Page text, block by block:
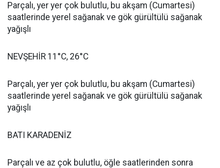
Parçalı, yer yer çok bulutlu, bu akşam (Cumartesi)
saatlerinde yerel sağanak ve gök gürültülü sağanak
yağışlı
NEVŞEHİR 11°C, 26°C
Parçalı, yer yer çok bulutlu, bu akşam (Cumartesi)
saatlerinde yerel sağanak ve gök gürültülü sağanak
yağışlı
BATI KARADENİZ
Parçalı ve az çok bulutlu, öğle saatlerinden sonra